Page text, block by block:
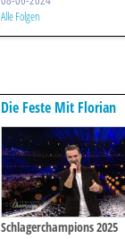
Alle Folgen
Die Feste Mit Florian
Silbereisen
Schlagerchampions 2025